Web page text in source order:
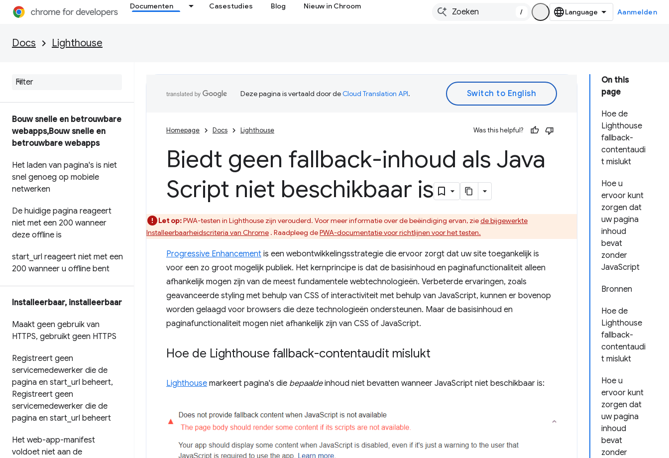
Documenten Casestudies Blog Nieuw in Chroom
/ Aanmelden
Docs Lighthouse
Bouw snelle en betrouwbare
webapps,Bouw snelle en
betrouwbare webapps
Het laden van pagina's is niet
snel genoeg op mobiele
netwerken
De huidige pagina reageert
niet met een 200 wanneer
deze offline is
start url reageert niet met een
200 wanneer u offline bent
Installeerbaar, installeerbaar
Maakt geen gebruik van
HTTPS, gebruikt geen HTTPS
Registreert geen
servicemedewerker die de
pagina en start url beheert,
Registreert geen
servicemedewerker die de
pagina en start url beheert
Het web-app-manifest
voldoet niet aan de
On this
page
Hoe de
Lighthouse
fallback-
contentaudi
t mislukt
Hoe u
ervoor kunt
zorgen dat
uw pagina
inhoud
bevat
zonder
JavaScript
Bronnen
Hoe de
Lighthouse
fallback-
contentaudi
t mislukt
Hoe u
ervoor kunt
zorgen dat
uw pagina
inhoud
bevat
zonder
Deze pagina is vertaald door deCloud Translation API.
Homepage Docs Lighthouse Was this helpful?
Biedt geen fallback-inhoud als Java
Script niet beschikbaar is
Let op:PWA-testen in Lighthouse zijn verouderd. Voor meer informatie over de beëindiging ervan, ziede bijgewerkte
Installeerbaarheidscriteria van Chrome . Raadpleeg dePWA-documentatie voor richtlijnen voor het testen.
Progressive Enhancement is een webontwikkelingsstrategie die ervoor zorgt dat uw site toegankelijk is
voor een zo groot mogelijk publiek. Het kernprincipe is dat de basisinhoud en paginafunctionaliteit alleen
afhankelijk mogen zijn van de meest fundamentele webtechnologieën. Verbeterde ervaringen, zoals
geavanceerde styling met behulp van CSS of interactiviteit met behulp van JavaScript, kunnen er bovenop
worden gelaagd voor browsers die deze technologieën ondersteunen. Maar de basisinhoud en
paginafunctionaliteit mogen niet afhankelijk zijn van CSS of JavaScript.
Hoe de Lighthouse fallback-contentaudit mislukt
Lighthouse markeert pagina's die bepaaldeinhoud niet bevatten wanneer JavaScript niet beschikbaar is: